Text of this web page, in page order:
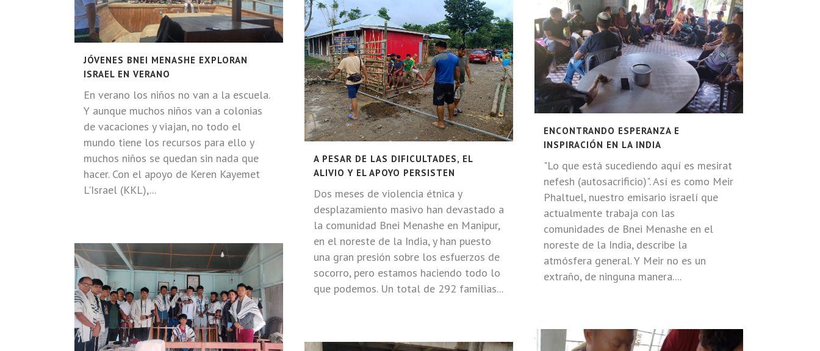
JÓVENES BNEI MENASHE EXPLORAN
ISRAEL EN VERANO
En verano los niños no van a la escuela.
Y aunque muchos niños van a colonias
de vacaciones y viajan, no todo el
mundo tiene los recursos para ello y
muchos niños se quedan sin nada que
hacer. Con el apoyo de Keren Kayemet
L'Israel (KKL),...
ENCONTRANDO ESPERANZA E
INSPIRACIÓN EN LA INDIA
"Lo que está sucediendo aquí es mesirat
nefesh (autosacrificio)". Así es como Meir
Phaltuel, nuestro emisario israelí que
actualmente trabaja con las
comunidades de Bnei Menashe en el
noreste de la India, describe la
atmósfera general. Y Meir no es un
extraño, de ninguna manera....
A PESAR DE LAS DIFICULTADES, EL
ALIVIO Y EL APOYO PERSISTEN
Dos meses de violencia étnica y
desplazamiento masivo han devastado a
la comunidad Bnei Menashe en Manipur,
en el noreste de la India, y han puesto
una gran presión sobre los esfuerzos de
socorro, pero estamos haciendo todo lo
que podemos. Un total de 292 familias...